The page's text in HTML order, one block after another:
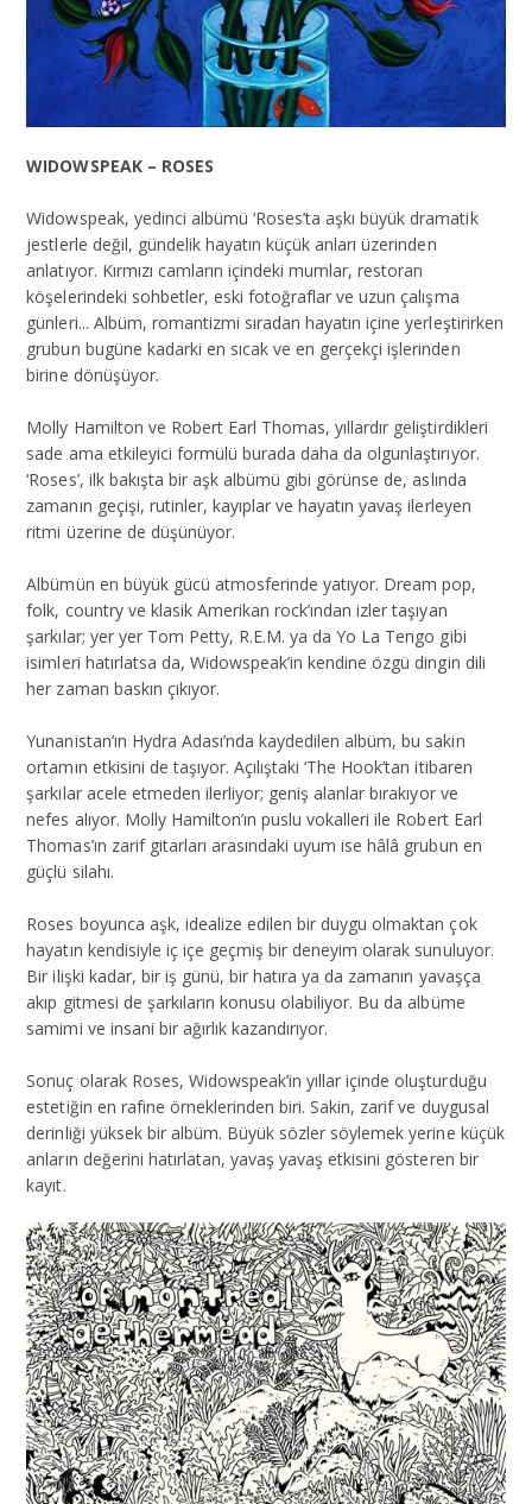
WIDOWSPEAK – ROSES
Widowspeak, yedinci albümü ‘Roses’ta aşkı büyük dramatik
jestlerle değil, gündelik hayatın küçük anları üzerinden
anlatıyor. Kırmızı camların içindeki mumlar, restoran
köşelerindeki sohbetler, eski fotoğraflar ve uzun çalışma
günleri... Albüm, romantizmi sıradan hayatın içine yerleştirirken
grubun bugüne kadarki en sıcak ve en gerçekçi işlerinden
birine dönüşüyor.
Molly Hamilton ve Robert Earl Thomas, yıllardır geliştirdikleri
sade ama etkileyici formülü burada daha da olgunlaştırıyor.
‘Roses’, ilk bakışta bir aşk albümü gibi görünse de, aslında
zamanın geçişi, rutinler, kayıplar ve hayatın yavaş ilerleyen
ritmi üzerine de düşünüyor.
Albümün en büyük gücü atmosferinde yatıyor. Dream pop,
folk, country ve klasik Amerikan rock’ından izler taşıyan
şarkılar; yer yer Tom Petty, R.E.M. ya da Yo La Tengo gibi
isimleri hatırlatsa da, Widowspeak’in kendine özgü dingin dili
her zaman baskın çıkıyor.
Yunanistan’ın Hydra Adası’nda kaydedilen albüm, bu sakin
ortamın etkisini de taşıyor. Açılıştaki ‘The Hook’tan itibaren
şarkılar acele etmeden ilerliyor; geniş alanlar bırakıyor ve
nefes alıyor. Molly Hamilton’ın puslu vokalleri ile Robert Earl
Thomas’ın zarif gitarları arasındaki uyum ise hâlâ grubun en
güçlü silahı.
Roses boyunca aşk, idealize edilen bir duygu olmaktan çok
hayatın kendisiyle iç içe geçmiş bir deneyim olarak sunuluyor.
Bir ilişki kadar, bir iş günü, bir hatıra ya da zamanın yavaşça
akıp gitmesi de şarkıların konusu olabiliyor. Bu da albüme
samimi ve insani bir ağırlık kazandırıyor.
Sonuç olarak Roses, Widowspeak’in yıllar içinde oluşturduğu
estetiğin en rafine örneklerinden biri. Sakin, zarif ve duygusal
derinliği yüksek bir albüm. Büyük sözler söylemek yerine küçük
anların değerini hatırlatan, yavaş yavaş etkisini gösteren bir
kayıt.